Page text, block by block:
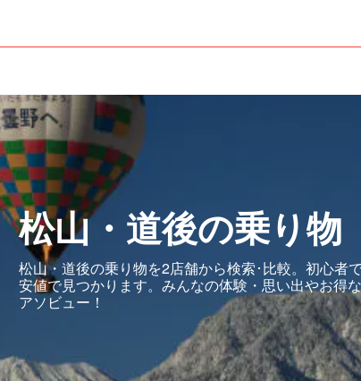
松山・道後の乗り物
松山・道後の乗り物を2店舗から検索･比較。初心者
安値で見つかります。みんなの体験・思い出やお得
アソビュー！